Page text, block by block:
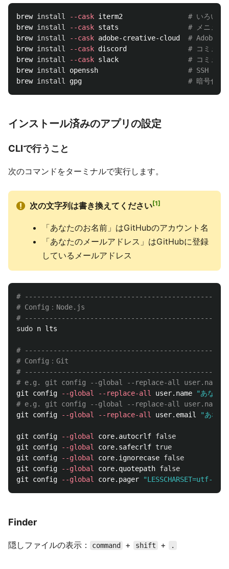
brew install --cask iterm2 # いろいろ
brew install --cask stats # メニュー
brew install --cask adobe-creative-cloud # Adobe
brew install --cask discord # コミュニ
brew install --cask slack # コミュニ
brew install openssh # SSH keys
brew install gpg # 暗号化・
インストール済みのアプリの設定
CLIで行うこと
次のコマンドをターミナルで実行します。
次の文字列は書き換えてください 1
「あなたのお名前」はGitHubのアカウント名
「あなたのメールアドレス」はGitHubに登録
しているメールアドレス
#
# Config：Node.js
#
sudo n
#
# Config：Git
#
# e.g. git config --global --replace-all user.name
git config
--global --replace-all user.name
"あなた
# e.g. git config --global --replace-all user.name
git config
--global --replace-all user.email "あなた
git config --global core.autocrlf false
git config
--global core.safecrlf true
git config
--global core.ignorecase false
git config
--global core.quotepath false
git config
--global core.pager "LESSCHARSET=utf-8
Finder
隠しファイルの表示： command + shift + .